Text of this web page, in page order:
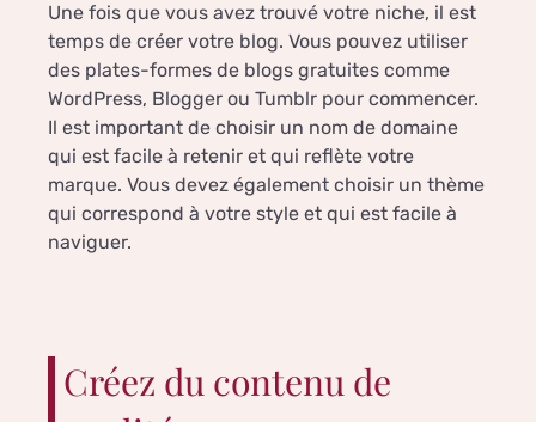
Une fois que vous avez trouvé votre niche, il est
temps de créer votre blog. Vous pouvez utiliser
des plates-formes de blogs gratuites comme
WordPress, Blogger ou Tumblr pour commencer.
Il est important de choisir un nom de domaine
qui est facile à retenir et qui reflète votre
marque. Vous devez également choisir un thème
qui correspond à votre style et qui est facile à
naviguer.
Créez du contenu de